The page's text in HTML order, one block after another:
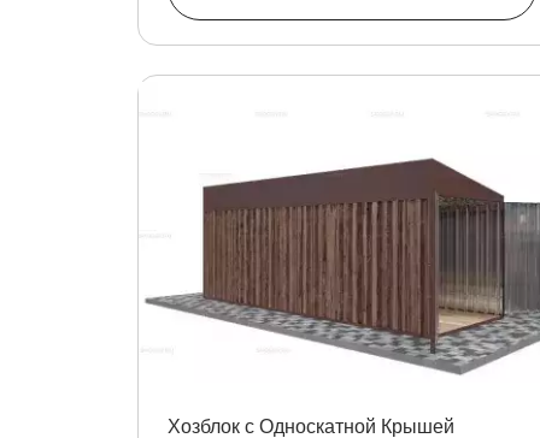
Хозблок с Односкатной Крышей